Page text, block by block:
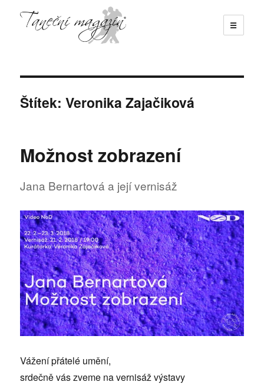
☰
Štítek:Veronika Zajačiková
Možnost zobrazení
Jana Bernartová a její vernisáž
Vážení přátelé umění,
srdečně vás zveme na vernisáž výstavy